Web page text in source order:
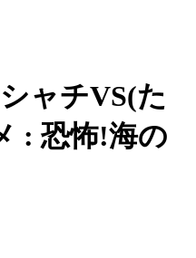
ャチVS(た
: 恐怖!海の